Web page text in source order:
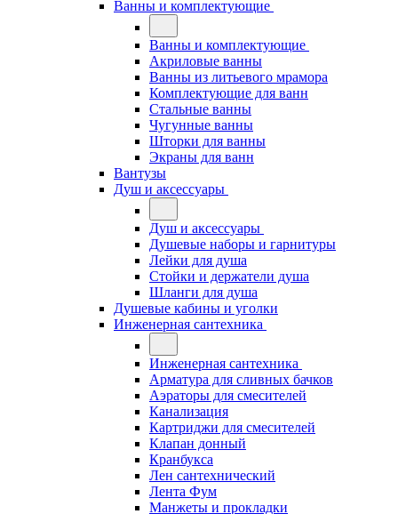
Ванны и комплектующие
Ванны и комплектующие
Акриловые ванны
Ванны из литьевого мрамора
Комплектующие для ванн
Стальные ванны
Чугунные ванны
Шторки для ванны
Экраны для ванн
Вантузы
Душ и аксессуары
Душ и аксессуары
Душевые наборы и гарнитуры
Лейки для душа
Стойки и держатели душа
Шланги для душа
Душевые кабины и уголки
Инженерная сантехника
Инженерная сантехника
Арматура для сливных бачков
Аэраторы для смесителей
Канализация
Картриджи для смесителей
Клапан донный
Кранбукса
Лен сантехнический
Лента Фум
Манжеты и прокладки